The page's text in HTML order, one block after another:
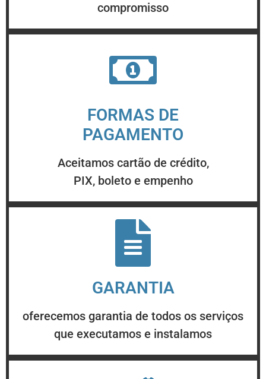
compromisso
FORMAS DE
PAGAMENTO
Aceitamos cartão de crédito,
PIX, boleto e empenho
GARANTIA
oferecemos garantia de todos os serviços
que executamos e instalamos